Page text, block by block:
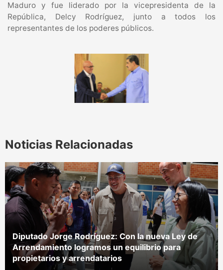
Maduro y fue liderado por la vicepresidenta de la
República, Delcy Rodríguez, junto a todos los
representantes de los poderes públicos.
Noticias Relacionadas
Diputado Jorge Rodríguez: Con la nueva Ley de
Arrendamiento logramos un equilibrio para
propietarios y arrendatarios